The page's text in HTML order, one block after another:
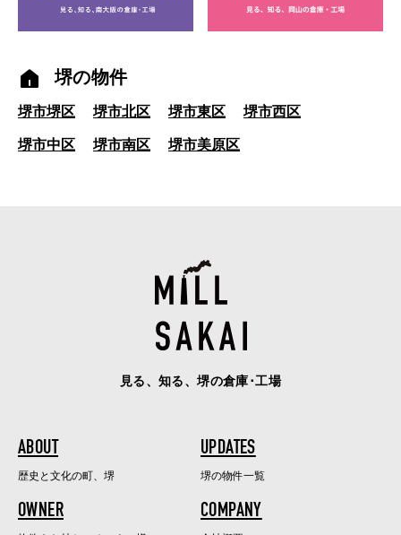
堺の物件
堺市堺区 堺市北区 堺市東区 堺市西区
堺市中区 堺市南区 堺市美原区
見る、知る、堺の倉庫･工場
ABOUT
歴史と文化の町、堺
UPDATES
堺の物件一覧
OWNER COMPANY